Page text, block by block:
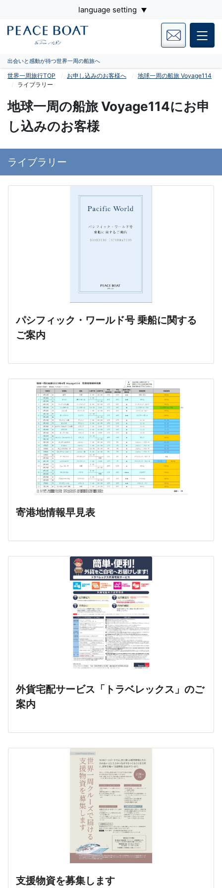
language setting
出会いと感動が待つ世界一周の船旅へ
世界一周旅行TOP お申し込みのお客様へ
地球一周の船旅 Voyage114
ライブラリー
地球一周の船旅 Voyage114にお申
し込みのお客様
ライブラリー
パシフィック・ワールド号 乗船に関する
ご案内
寄港地情報早見表
外貨宅配サービス「トラベレックス」のご
案内
支援物資を募集します